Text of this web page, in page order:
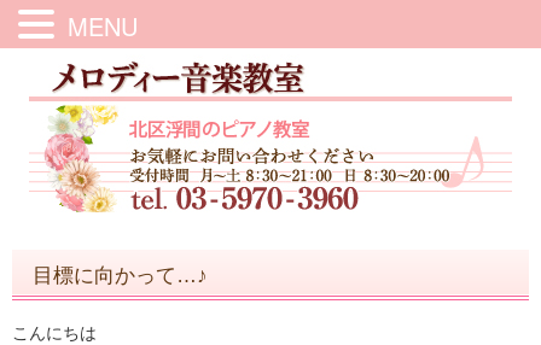
MENU
目標に向かって…♪
こんにちは